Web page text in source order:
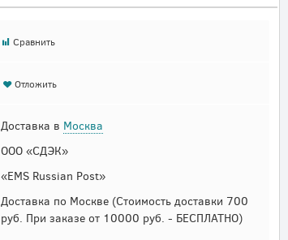
Сравнить
Отложить
Доставка в Москва
ООО «СДЭК»
«EMS Russian Post»
Доставка по Москве (Стоимость доставки 700
руб. При заказе от 10000 руб. - БЕСПЛАТНО)